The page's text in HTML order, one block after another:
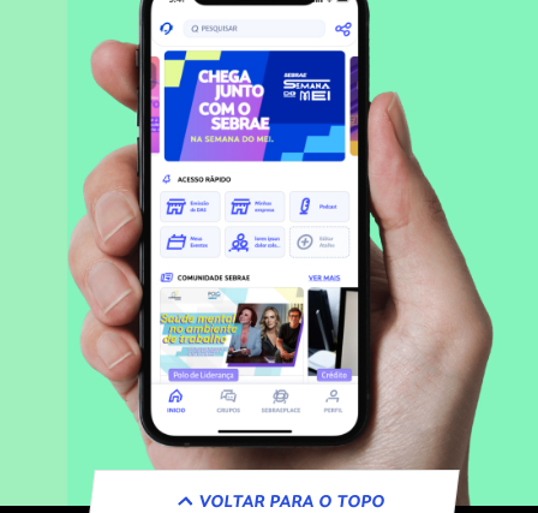
VOLTAR PARA O TOPO